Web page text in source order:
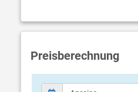
Preisberechnung